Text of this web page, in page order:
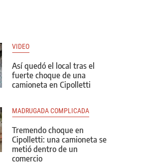
VIDEO
Así quedó el local tras el
fuerte choque de una
camioneta en Cipolletti
MADRUGADA COMPLICADA
Tremendo choque en
Cipolletti: una camioneta se
metió dentro de un
comercio